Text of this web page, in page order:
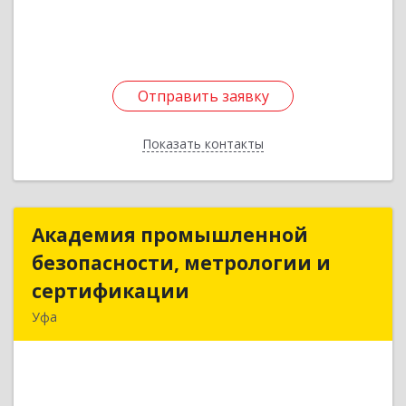
Отправить заявку
Показать контакты
Отправить заявку
Назад
Академия промышленной
безопасности, метрологии и
сертификации
Уфа
Академия промышленной
безопасности, метрологии и